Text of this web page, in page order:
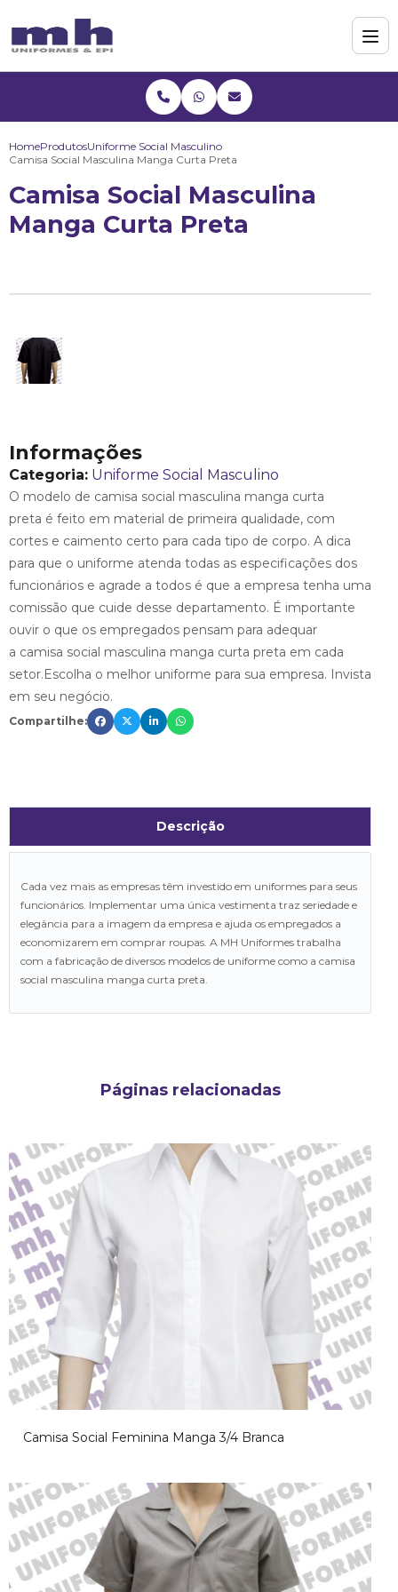
HomeProdutosUniforme Social Masculino
Camisa Social Masculina Manga Curta Preta
Camisa Social Masculina
Manga Curta Preta
Informações
Categoria: Uniforme Social Masculino
O modelo de camisa social masculina manga curta
preta é feito em material de primeira qualidade, com
cortes e caimento certo para cada tipo de corpo. A dica
para que o uniforme atenda todas as especificações dos
funcionários e agrade a todos é que a empresa tenha uma
comissão que cuide desse departamento. É importante
ouvir o que os empregados pensam para adequar
a camisa social masculina manga curta preta em cada
setor.Escolha o melhor uniforme para sua empresa. Invista
em seu negócio.
Compartilhe:
Descrição
Cada vez mais as empresas têm investido em uniformes para seus
funcionários. Implementar uma única vestimenta traz seriedade e
elegância para a imagem da empresa e ajuda os empregados a
economizarem em comprar roupas. A MH Uniformes trabalha
com a fabricação de diversos modelos de uniforme como a camisa
social masculina manga curta preta.
Páginas relacionadas
Camisa Social Feminina Manga 3/4 Branca